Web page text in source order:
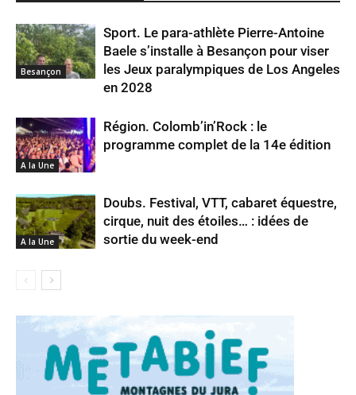
Besançon
Sport. Le para-athlète Pierre-Antoine
Baele s’installe à Besançon pour viser
les Jeux paralympiques de Los Angeles
en 2028
A la Une
Région. Colomb’in’Rock : le
programme complet de la 14e édition
A la Une
Doubs. Festival, VTT, cabaret équestre,
cirque, nuit des étoiles… : idées de
sortie du week-end